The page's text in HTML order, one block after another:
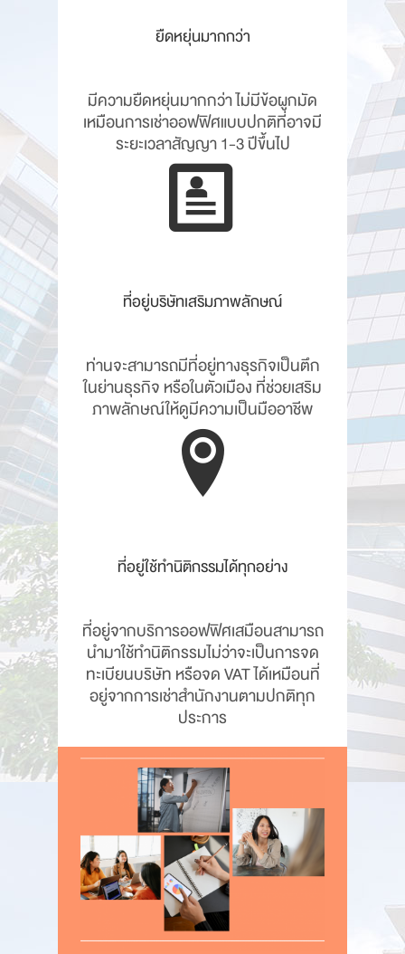
ยืดหยุ่นมากกว่า
มีความยืดหยุ่นมากกว่า ไม่มีข้อผูกมัด
เหมือนการเช่าออฟฟิศแบบปกติที่อาจมี
ระยะเวลาสัญญา 1-3 ปีขึ้นไป
ที่อยู่บริษัทเสริมภาพลักษณ์
ท่านจะสามารถมีที่อยู่ทางธุรกิจเป็นตึก
ในย่านธุรกิจ หรือในตัวเมือง ที่ช่วยเสริม
ภาพลักษณ์ให้ดูมีความเป็นมืออาชีพ
ที่อยู่ใช้ทำนิติกรรมได้ทุกอย่าง
ที่อยู่จากบริการออฟฟิศเสมือนสามารถ
นำมาใช้ทำนิติกรรมไม่ว่าจะเป็นการจด
ทะเบียนบริษัท หรือจด VAT ได้เหมือนที่
อยู่จากการเช่าสำนักงานตามปกติทุก
ประการ